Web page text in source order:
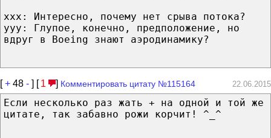
xxx: Интересно, почему нет срыва потока?
yyy: Глупое, конечно, предположение, но
вдруг в Boeing знают аэродинамику?
[+ 48 - ] [ 1 ] Комментировать цитату №115164 22.06.2015
Если несколько раз жать + на одной и той же
цитате, так забавно рожи корчит! ^_^